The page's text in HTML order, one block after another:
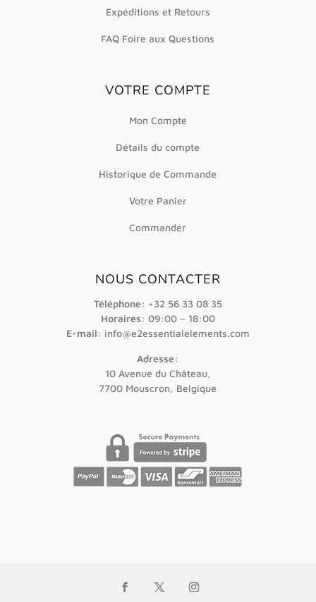
Expéditions et Retours
FAQ Foire aux Questions
VOTRE COMPTE
Mon Compte
Détails du compte
Historique de Commande
Votre Panier
Commander
NOUS CONTACTER
Téléphone: +32 56 33 08 35
Horaires: 09:00 – 18:00
E-mail: info@e2essentialelements.com
Adresse:
10 Avenue du Château,
7700 Mouscron, Belgique